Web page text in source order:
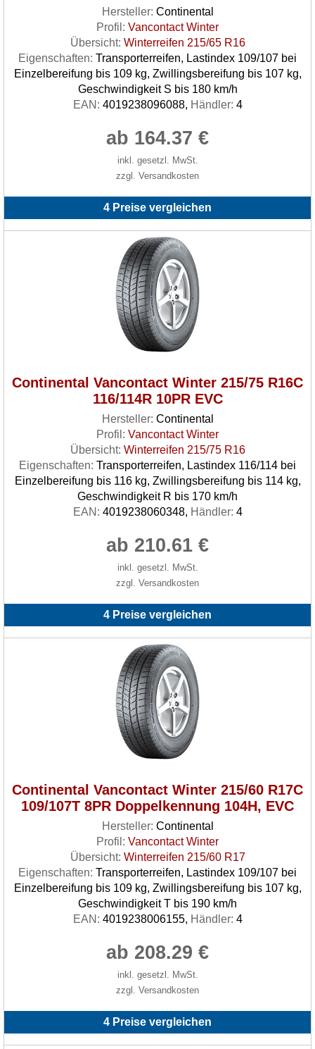
Hersteller: Continental
Profil: Vancontact Winter
Übersicht: Winterreifen 215/65 R16
Eigenschaften: Transporterreifen, Lastindex 109/107 bei
Einzelbereifung bis 109 kg, Zwillingsbereifung bis 107 kg,
Geschwindigkeit S bis 180 km/h
EAN: 4019238096088, Händler: 4
ab 164.37 €
inkl. gesetzl. MwSt.
zzgl. Versandkosten
4 Preise vergleichen
Continental Vancontact Winter 215/75 R16C
116/114R 10PR EVC
Hersteller: Continental
Profil: Vancontact Winter
Übersicht: Winterreifen 215/75 R16
Eigenschaften: Transporterreifen, Lastindex 116/114 bei
Einzelbereifung bis 116 kg, Zwillingsbereifung bis 114 kg,
Geschwindigkeit R bis 170 km/h
EAN: 4019238060348, Händler: 4
ab 210.61 €
inkl. gesetzl. MwSt.
zzgl. Versandkosten
4 Preise vergleichen
Continental Vancontact Winter 215/60 R17C
109/107T 8PR Doppelkennung 104H, EVC
Hersteller: Continental
Profil: Vancontact Winter
Übersicht: Winterreifen 215/60 R17
Eigenschaften: Transporterreifen, Lastindex 109/107 bei
Einzelbereifung bis 109 kg, Zwillingsbereifung bis 107 kg,
Geschwindigkeit T bis 190 km/h
EAN: 4019238006155, Händler: 4
ab 208.29 €
inkl. gesetzl. MwSt.
zzgl. Versandkosten
4 Preise vergleichen